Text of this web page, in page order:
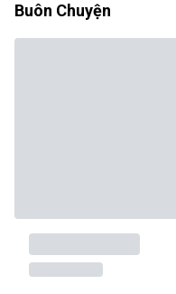
Buôn Chuyện